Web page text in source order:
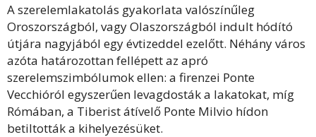
A szerelemlakatolás gyakorlata valószínűleg
Oroszországból, vagy Olaszországból indult hódító
útjára nagyjából egy évtizeddel ezelőtt. Néhány város
azóta határozottan fellépett az apró
szerelemszimbólumok ellen: a firenzei Ponte
Vecchióról egyszerűen levagdosták a lakatokat, míg
Rómában, a Tiberist átívelő Ponte Milvio hídon
betiltották a kihelyezésüket.